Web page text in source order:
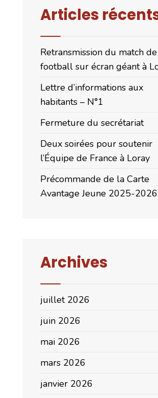
Articles
Retransmission du match de
football sur écran géant à
Lettre d’informations aux
habitants – N°1
Fermeture du secrétariat
Deux soirées pour soutenir
l’Équipe de France à Loray
Précommande de la Carte
Avantage Jeune 2025-2026
Archives
juillet 2026
juin 2026
mai 2026
mars 2026
janvier 2026